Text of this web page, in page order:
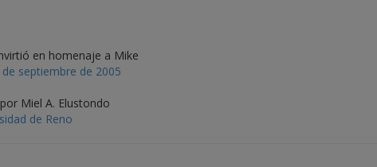
en homenaje a Mike
septiembre de 2005
Miel A. Elustondo
de Reno